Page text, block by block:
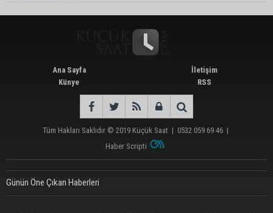
Ana Sayfa
Künye
İletişim
RSS
Tüm Hakları Saklıdır © 2019 Küçük Saat | 0532 059 69 46 |
Haber Scripti
Günün Öne Çıkan Haberleri